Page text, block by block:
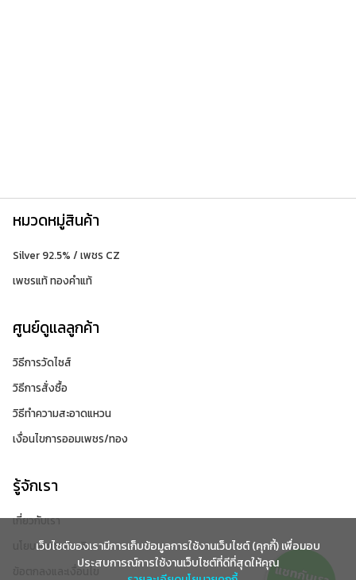
หมวดหมู่สินค้า
Silver 92.5% / เพชร CZ
เพชรแท้ ทองคำแท้
ศูนย์ดูแลลูกค้า
วิธีการวัดไซส์
วิธีการสั่งซื้อ
วิธีทำความสะอาดแหวน
เงื่อนไขการออมเพชร/ทอง
รู้จักเรา
เกี่ยวกับเรา
นโยบายการคืนเงิน
ข้อตกลงและเงื่อนไข
เว็บไซต์ของเรามีการเก็บข้อมูลการใช้งานเว็บไซต์ (คุกกี้) เพื่อมอบ
ประสบการณ์การใช้งานเว็บไซต์ที่ดีที่สุดให้คุณ